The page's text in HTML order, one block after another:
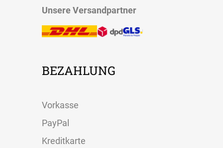
Unsere Versandpartner
BEZAHLUNG
Vorkasse
PayPal
Kreditkarte